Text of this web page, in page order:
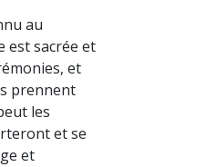
au
est sacrée et
et
prennent
les
et se
et